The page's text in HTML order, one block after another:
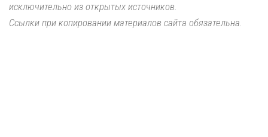
исключительно из открытых источников.
Ссылки при копировании материалов сайта обязательна.